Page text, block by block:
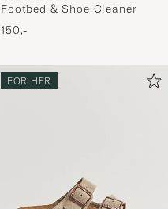
Footbed & Shoe Cleaner
150,-
FOR HER